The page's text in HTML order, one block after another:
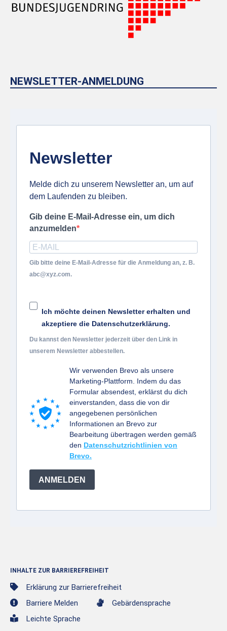
NEWSLETTER-ANMELDUNG
Newsletter
Melde dich zu unserem Newsletter an, um auf
dem Laufenden zu bleiben.
Gib deine E-Mail-Adresse ein, um dich
anzumelden
Gib bitte deine E-Mail-Adresse für die Anmeldung an, z. B.
abc@xyz.com.
Ich möchte deinen Newsletter erhalten und
akzeptiere die Datenschutzerklärung.
Du kannst den Newsletter jederzeit über den Link in
unserem Newsletter abbestellen.
Wir verwenden Brevo als unsere
Marketing-Plattform. Indem du das
Formular absendest, erklärst du dich
einverstanden, dass die von dir
angegebenen persönlichen
Informationen an Brevo zur
Bearbeitung übertragen werden gemäß
den Datenschutzrichtlinien von
Brevo.
ANMELDEN
INHALTE ZUR BARRIEREFREIHEIT
Erklärung zur Barrierefreiheit
Barriere Melden
Gebärdensprache
Leichte Sprache